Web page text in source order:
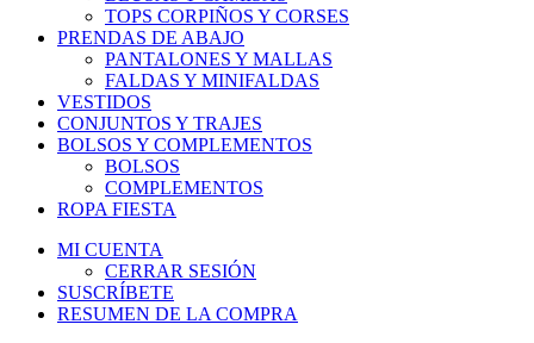
TOPS CORPIÑOS Y CORSES
PRENDAS DE ABAJO
PANTALONES Y MALLAS
FALDAS Y MINIFALDAS
VESTIDOS
CONJUNTOS Y TRAJES
BOLSOS Y COMPLEMENTOS
BOLSOS
COMPLEMENTOS
ROPA FIESTA
MI CUENTA
CERRAR SESIÓN
SUSCRÍBETE
RESUMEN DE LA COMPRA